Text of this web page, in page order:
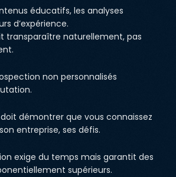
éducatifs, les analyses
d’expérience.
transparaître naturellement, pas
non personnalisés
démontrer que vous connaissez
entreprise, ses défis.
exige du temps mais garantit des
supérieurs.